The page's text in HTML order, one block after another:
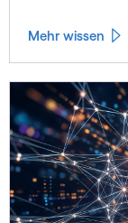
Mehr wissen